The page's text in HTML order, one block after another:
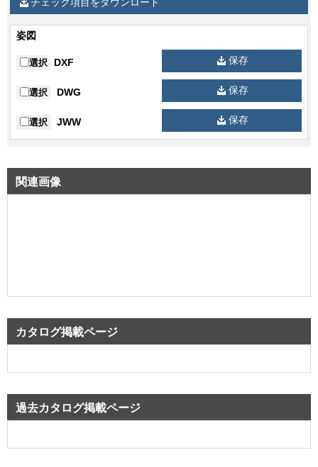
チェック項目をダウンロード
姿図
選択 DXF 保存
選択 DWG 保存
選択 JWW 保存
関連画像
カタログ掲載ページ
過去カタログ掲載ページ